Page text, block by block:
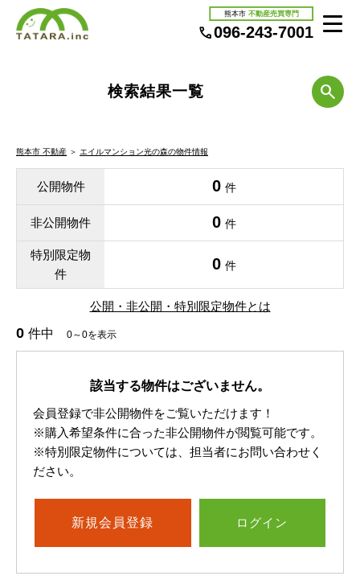
熊本市 不動産売買専門
096-243-7001
検索結果一覧
熊本市 不動産 ＞ エイルマンション光の森の物件情報
公開物件 0 件
非公開物件 0 件
特別限定物
件
0 件
公開・非公開・特別限定物件とは
0 件中 0～0を表示
該当する物件はございません。
会員登録で非公開物件をご覧いただけます！
※購入希望条件に合った非公開物件が閲覧可能です。
※特別限定物件については、担当者にお問い合わせく
ださい。
新規会員登録 ログイン